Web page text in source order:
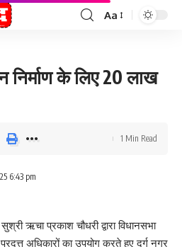
Font
Aa
निर्माण के लिए 20 लाख
6:43 pm
1 Min Read
ऋचा प्रकाश चौधरी द्वारा विधानसभा
प्रदत्त अधिकारों का उपयोग करते हुए दुर्ग नगर